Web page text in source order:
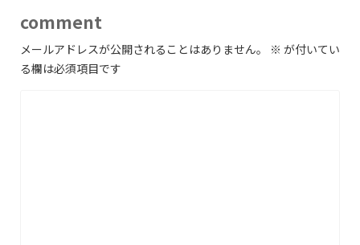
comment
メールアドレスが公開されることはありません。 ※ が付いてい
る欄は必須項目です